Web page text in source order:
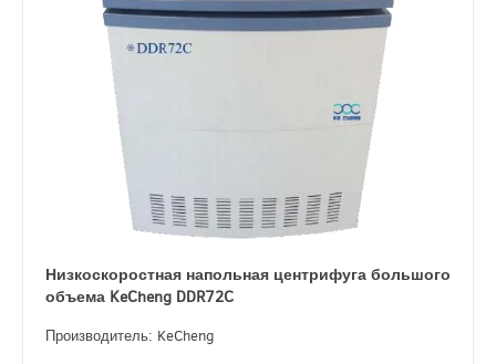
Низкоскоростная напольная центрифуга большого
объема KeCheng DDR72C
Производитель: KeCheng